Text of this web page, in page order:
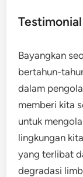
Bayangkan
bertahun-
dalam
memberi kita
untuk
lingkungan
yang terlibat
degradasi